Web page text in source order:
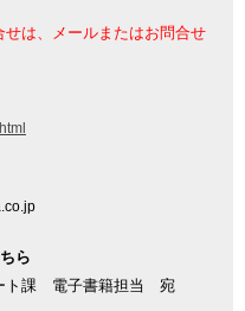
は、メールまたはお問合せ
ら
ト課 電子書籍担当 宛